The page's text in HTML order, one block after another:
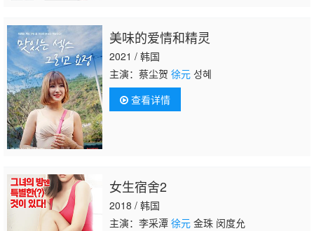
美味的爱情和精灵
2021 / 韩国
主演：蔡尘贺 徐元성혜
查看详情
女生宿舍2
2018 / 韩国
主演：李采潭 徐元金珠 闵度允